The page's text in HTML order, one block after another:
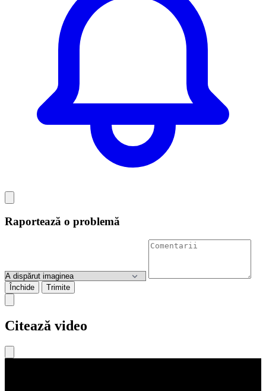
Raportează o problemă
Închide Trimite
Citează video